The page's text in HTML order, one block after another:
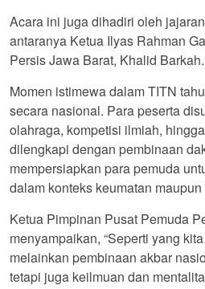
Acara ini juga dihadiri oleh
antaranya Ketua Ilyas Rahman
Persis Jawa Barat, Khalid Barkah.
Momen istimewa dalam TITN
secara nasional. Para peserta
olahraga, kompetisi ilmiah,
dilengkapi dengan pembinaan
mempersiapkan para pemuda
dalam konteks keumatan
Ketua Pimpinan Pusat Pemuda
menyampaikan, “Seperti yang
melainkan pembinaan akbar
tetapi juga keilmuan dan